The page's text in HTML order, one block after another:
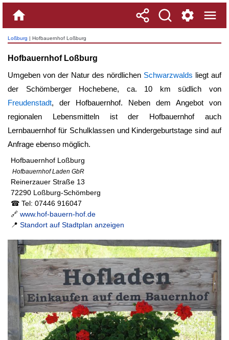
Loßburg | Hofbauernhof Loßburg
Hofbauernhof Loßburg
Umgeben von der Natur des nördlichen Schwarzwalds liegt auf
der Schömberger Hochebene, ca. 10 km südlich von
Freudenstadt, der Hofbauernhof. Neben dem Angebot von
regionalen Lebensmitteln ist der Hofbauernhof auch
Lernbauernhof für Schulklassen und Kindergeburtstage sind auf
Anfrage ebenso möglich.
Hofbauernhof Loßburg
Hofbauernhof Laden GbR
Reinerzauer Straße 13
72290 Loßburg-Schömberg
☎ Tel: 07446 916047
🔗 www.hof-bauern-hof.de
📍 Standort auf Stadtplan anzeigen